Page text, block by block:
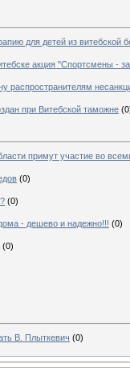
для детей из витебской
акция "Спортсмены -
распространителям
при Витебской таможне
примут участие во
(0)
(0)
- дешево и надежно!!! (0)
(0)
В. Плыткевич (0)